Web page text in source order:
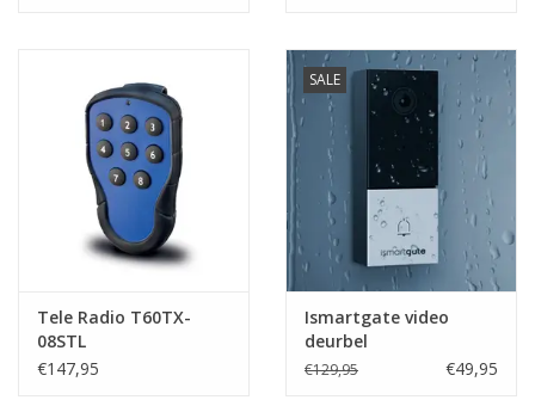
Tele Radio T60TX-
08STL
€147,95
SALE
Ismartgate video
deurbel
€129,95 €49,95